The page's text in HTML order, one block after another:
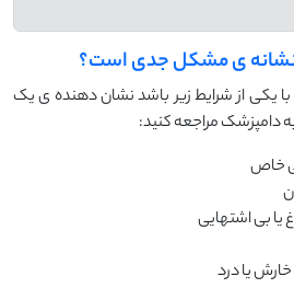
ی مشکل جدی است؟
یکی از شرایط زیر باشد نشان دهنده ی یک
دامپزشک مراجعه کنید:
خاص
یا بی اشتهایی
یا درد